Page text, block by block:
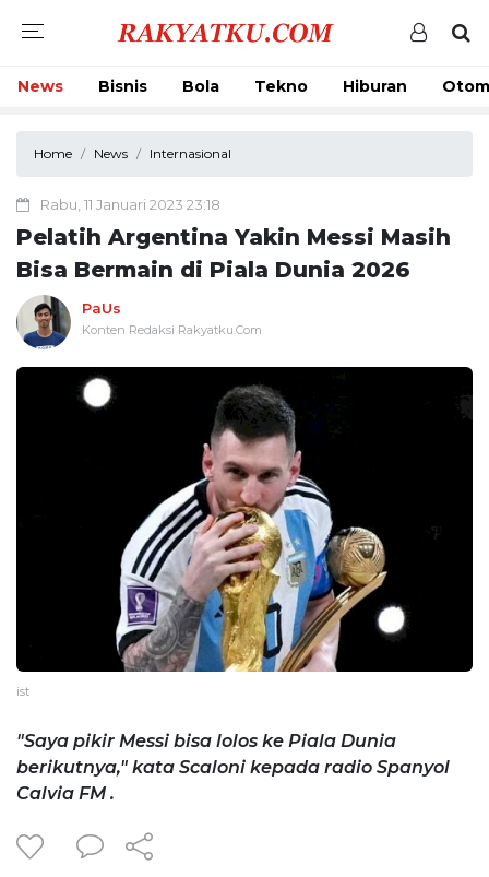
News Bisnis Bola Tekno Hiburan
Home News Internasional
Rabu, 11 Januari 2023 23:18
Pelatih Argentina Yakin Messi Masih
Bisa Bermain di Piala Dunia 2026
PaUs
Konten Redaksi Rakyatku.Com
ist
"Saya pikir Messi bisa lolos ke Piala Dunia
berikutnya," kata Scaloni kepada radio Spanyol
Calvia FM .